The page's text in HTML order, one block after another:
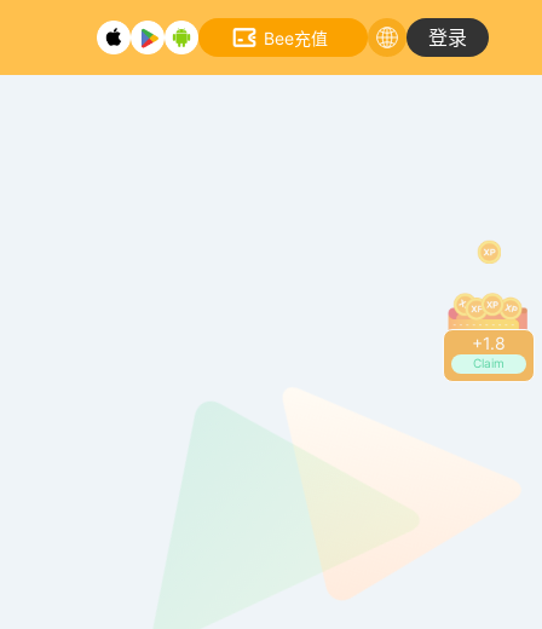
+2.0
Claim
Bee充值 登录